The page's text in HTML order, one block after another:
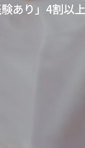
験あり」4割以上